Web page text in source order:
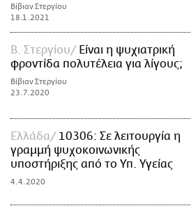
Βίβιαν Στεργίου
18.1.2021
Β. Στεργίου
Είναι η ψυχιατρική
φροντίδα πολυτέλεια για λίγους;
Βίβιαν Στεργίου
23.7.2020
Ελλάδα
10306: Σε λειτουργία η
γραμμή ψυχοκοινωνικής
υποστήριξης από το Υπ. Υγείας
4.4.2020